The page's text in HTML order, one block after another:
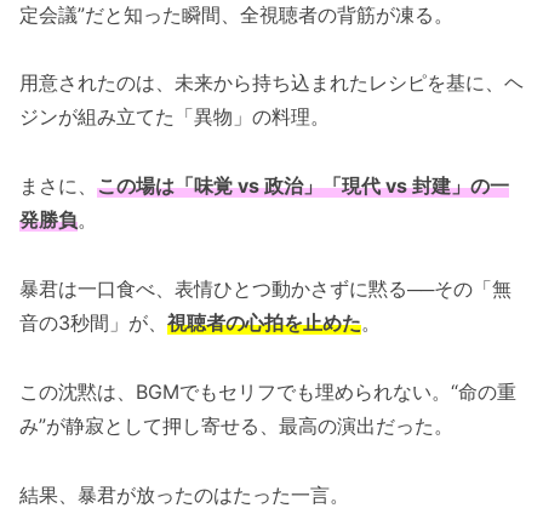
定会議”だと知った瞬間、全視聴者の背筋が凍る。
用意されたのは、未来から持ち込まれたレシピを基に、ヘ
ジンが組み立てた「異物」の料理。
まさに、 この場は「味覚 vs 政治」「現代 vs 封建」の一
発勝負。
暴君は一口食べ、表情ひとつ動かさずに黙る──その「無
音の3秒間」が、 視聴者の心拍を止めた。
この沈黙は、BGMでもセリフでも埋められない。“命の重
み”が静寂として押し寄せる、最高の演出だった。
結果、暴君が放ったのはたった一言。